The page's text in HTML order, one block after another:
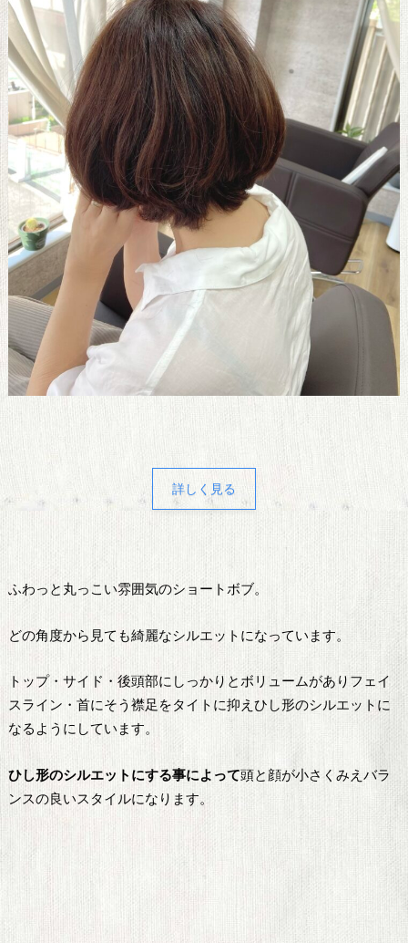
詳しく見る
ふわっと丸っこい雰囲気のショートボブ。
どの角度から見ても綺麗なシルエットになっています。
トップ・サイド・後頭部にしっかりとボリュームがありフェイ
スライン・首にそう襟足をタイトに抑えひし形のシルエットに
なるようにしています。
ひし形のシルエットにする事によって頭と顔が小さくみえバラ
ンスの良いスタイルになります。